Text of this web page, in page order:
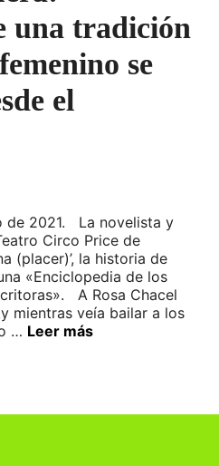
una tradición
se
el
de 2021. La novelista y
Circo Price de
(placer)’, la historia de
«Enciclopedia de los
A Rosa Chacel
mientras veía bailar a los
… Leer más